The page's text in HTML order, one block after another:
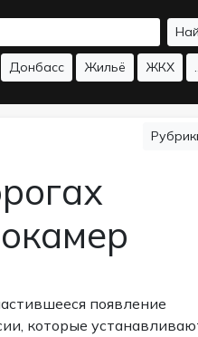
Донбасс Жильё ЖКХ
появление
которые